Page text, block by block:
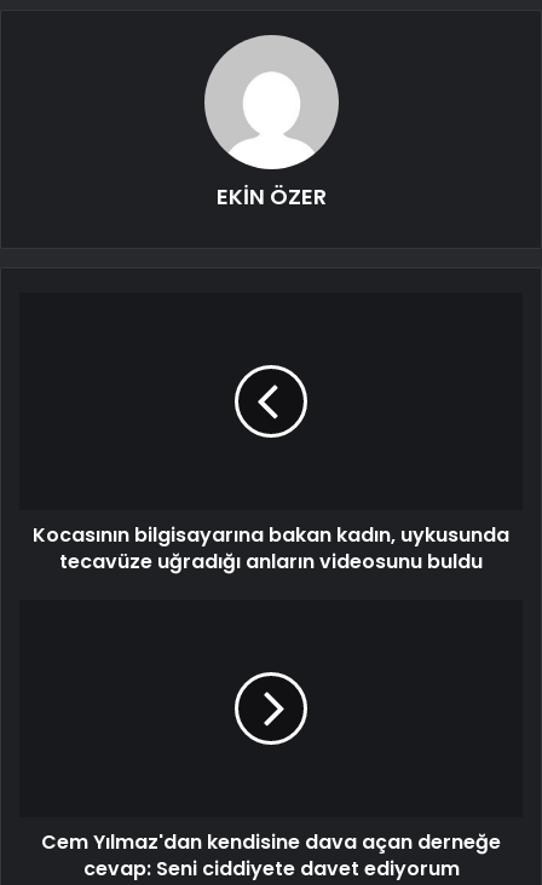
EKİN ÖZER
Kocasının bilgisayarına bakan kadın, uykusunda
tecavüze uğradığı anların videosunu buldu
Cem Yılmaz'dan kendisine dava açan derneğe
cevap: Seni ciddiyete davet ediyorum